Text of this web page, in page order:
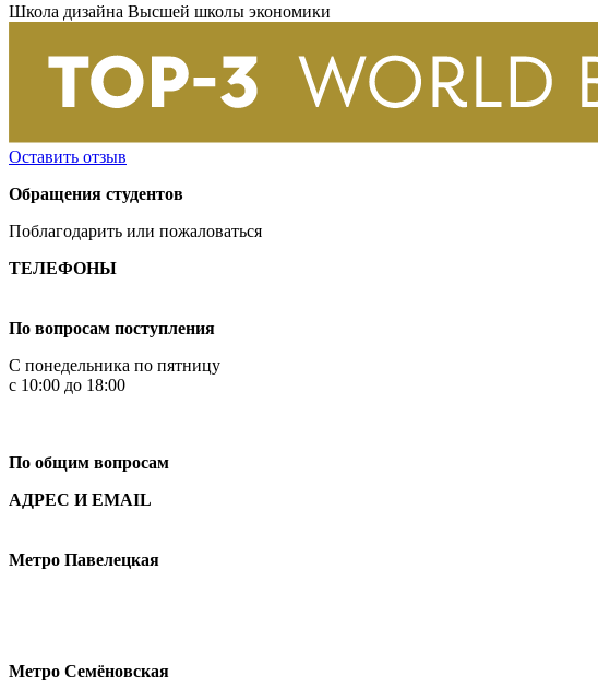
Школа дизайна Высшей школы экономики
Оставить отзыв
Обращения студентов
Поблагодарить или пожаловаться
ТЕЛЕФОНЫ
По вопросам поступления
С понедельника по пятницу
с 10:00 до 18:00
По общим вопросам
АДРЕС И EMAIL
Метро Павелецкая
Метро Семёновская